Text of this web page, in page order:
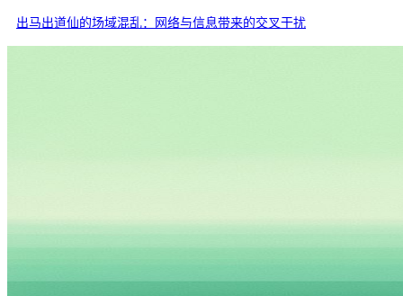
出马出道仙的场域混乱：网络与信息带来的交叉干扰